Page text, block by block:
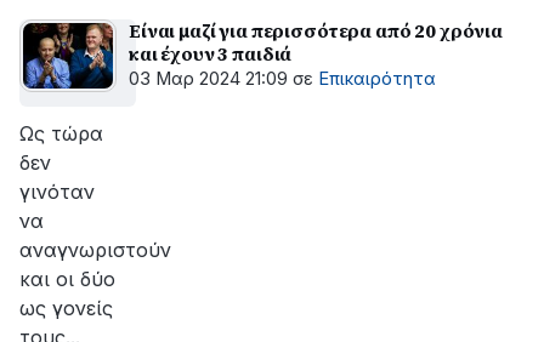
Είναι μαζί για περισσότερα από 20 χρόνια
και έχουν 3 παιδιά
03 Μαρ 2024 21:09 σε Επικαιρότητα
Ως τώρα
δεν
γινόταν
να
αναγνωριστούν
και οι δύο
ως γονείς
τους...